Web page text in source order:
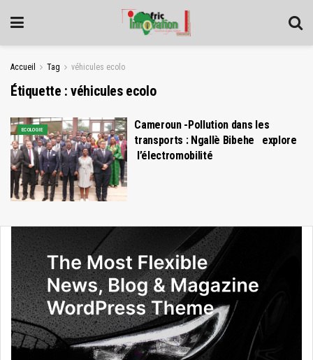
Accueil Tag véhicules ecolo
Étiquette :véhicules ecolo
ECOLOGIE
Cameroun -Pollution dans les
transports : Ngallè Bibehe explore
l’électromobilité